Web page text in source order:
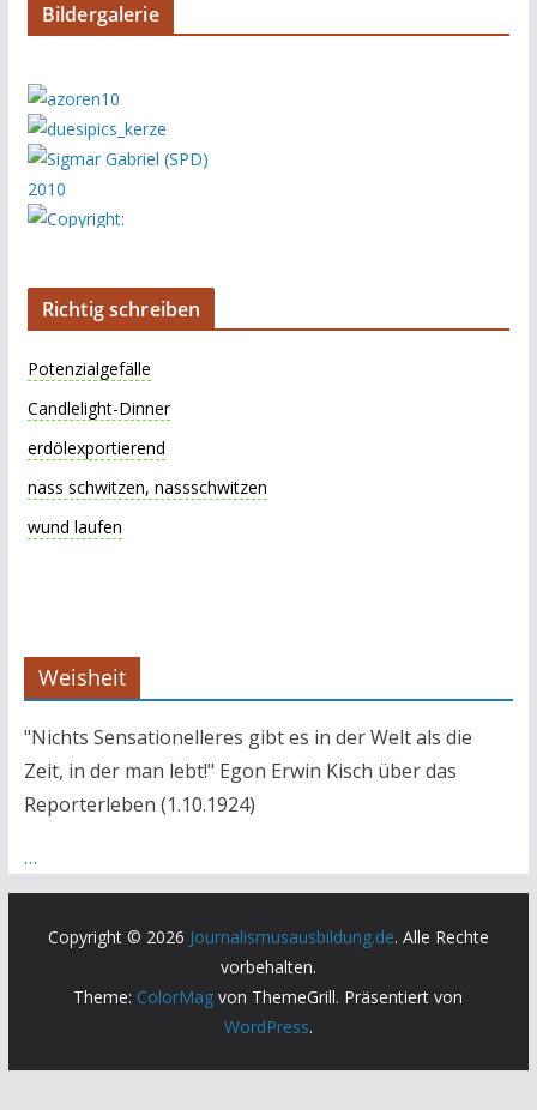
Bildergalerie
Richtig schreiben
Potenzialgefälle
Candlelight-Dinner
erdölexportierend
nass schwitzen, nassschwitzen
wund laufen
Weisheit
"Nichts Sensationelleres gibt es in der Welt als die
Zeit, in der man lebt!" Egon Erwin Kisch über das
Reporterleben (1.10.1924)
…
Copyright © 2026 Journalismusausbildung.de. Alle Rechte
vorbehalten.
Theme: ColorMag von ThemeGrill. Präsentiert von
WordPress.